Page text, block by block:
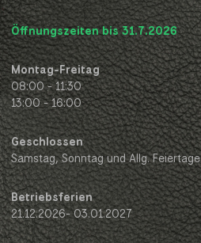
Öffnungszeiten bis 31.7.2026
Montag-Freitag
08:00 - 11:30
13:00 - 16:00
Geschlossen
Samstag, Sonntag und Allg. Feiertage
Betriebsferien
21.12.2026- 03.01.2027